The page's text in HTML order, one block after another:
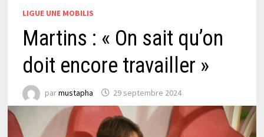
LIGUE UNE MOBILIS
Martins : « On sait qu’on
doit encore travailler »
parmustapha 29 septembre 2024